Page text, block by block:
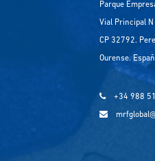
Parque
Vial Principal N
CP 32792.
Ourense.
+34 988